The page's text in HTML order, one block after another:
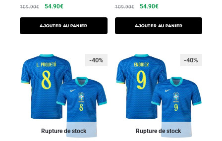
109.90€ 54.90€
AJOUTER AU PANIER
109.90€ 54.90€
AJOUTER AU PANIER
Rupture de stock
-40%
Rupture de stock
-40%